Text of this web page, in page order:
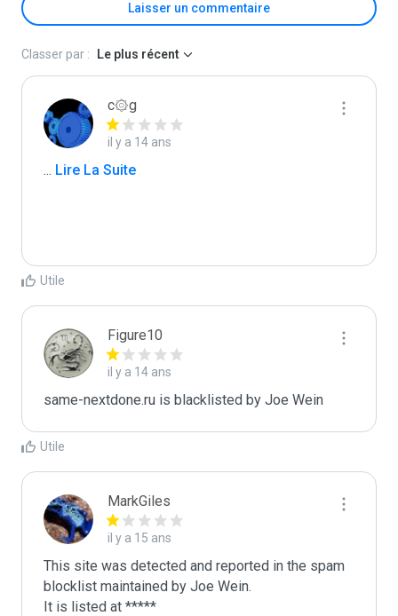
Laisser un commentaire
Classer par : Le plus récent
c۞g
il y a 14 ans
... Lire La Suite
Utile
Figure10
il y a 14 ans
same-nextdone.ru is blacklisted by Joe Wein
Utile
MarkGiles
il y a 15 ans
This site was detected and reported in the spam
blocklist maintained by Joe Wein.
It is listed at *****